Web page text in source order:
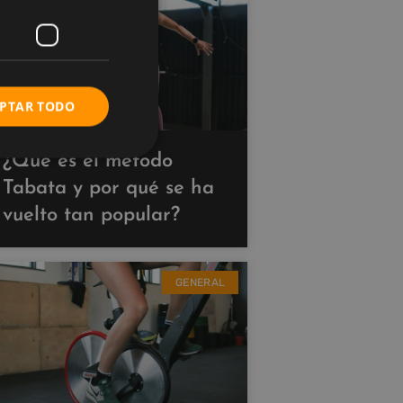
¿Qué es el método
Tabata y por qué se ha
vuelto tan popular?
GENERAL
TODO